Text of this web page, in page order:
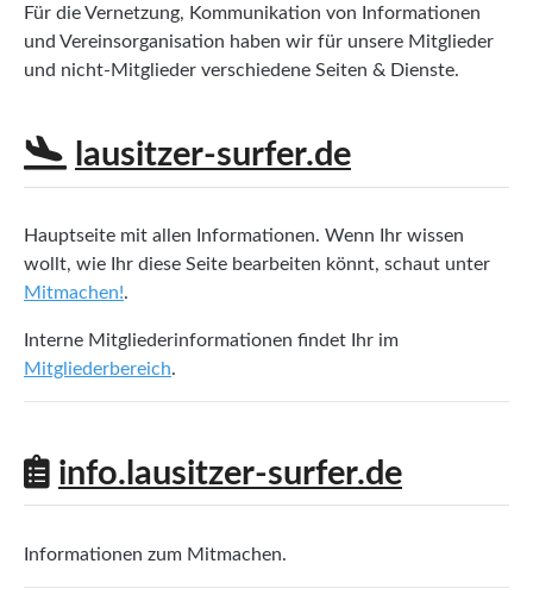
Für die Vernetzung, Kommunikation von Informationen
und Vereinsorganisation haben wir für unsere Mitglieder
und nicht-Mitglieder verschiedene Seiten & Dienste.
lausitzer-surfer.de
Hauptseite mit allen Informationen. Wenn Ihr wissen
wollt, wie Ihr diese Seite bearbeiten könnt, schaut unter
Mitmachen!.
Interne Mitgliederinformationen findet Ihr im
Mitgliederbereich.
info.lausitzer-surfer.de
Informationen zum Mitmachen.